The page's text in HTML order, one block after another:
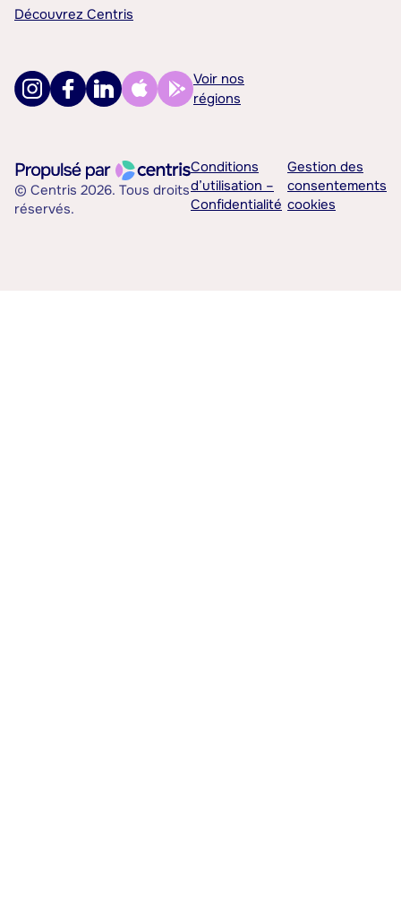
Découvrez Centris
Voir nos
régions
© Centris 2026. Tous droits
réservés.
Conditions
d’utilisation –
Confidentialité
Gestion des
consentements
cookies